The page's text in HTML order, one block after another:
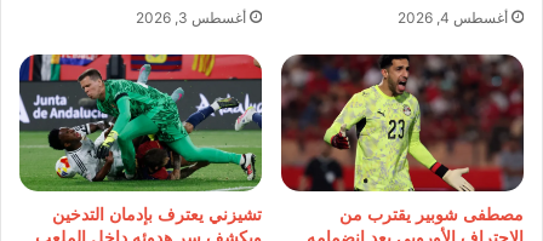
أغسطس 4, 2026 أغسطس 3, 2026
مصطفى شوبير يقترب من
تشيزني يعترف بإدمان التدخين